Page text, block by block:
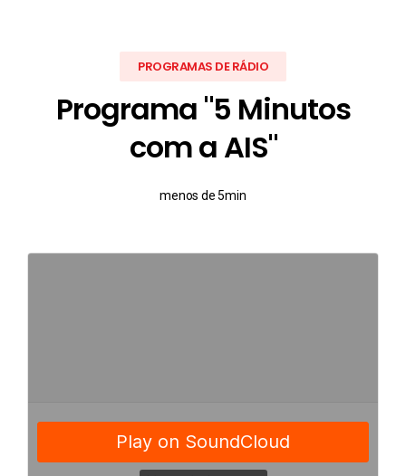
PROGRAMAS DE RÁDIO
Programa "5 Minutos
com a AIS"
menos de 5min